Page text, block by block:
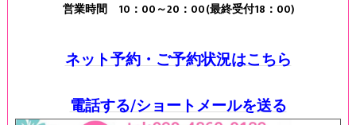
営業時間 10：00～20：00(最終受付18：00)
ネット予約・ご予約状況はこちら
電話する/ショートメールを送る